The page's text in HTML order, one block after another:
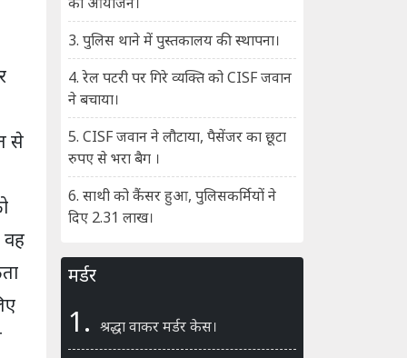
से
वह
3. पुलिस थाने में पुस्तकालय की स्थापना।
4. रेल पटरी पर गिरे व्यक्ति को CISF जवान
ने बचाया।
5. CISF जवान ने लौटाया, पैसेंजर का छूटा
रुपए से भरा बैग ।
6. साथी को कैंसर हुआ, पुलिसकर्मियों ने
दिए 2.31 लाख।
मर्डर
1. श्रद्धा वाकर मर्डर केस।